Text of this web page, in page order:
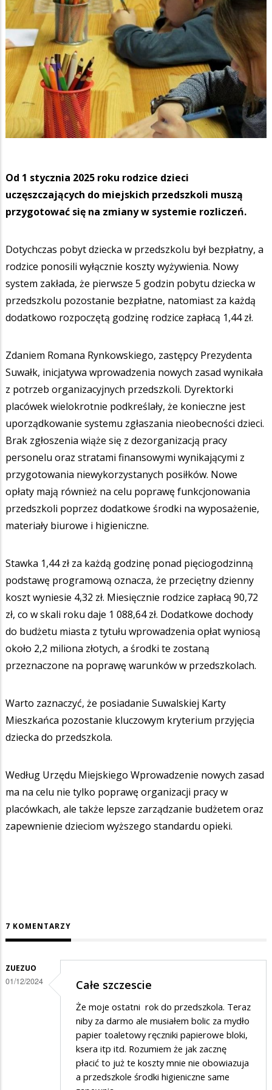
Od 1 stycznia 2025 roku rodzice dzieci
uczęszczających do miejskich przedszkoli muszą
przygotować się na zmiany w systemie rozliczeń.
Dotychczas pobyt dziecka w przedszkolu był bezpłatny, a
rodzice ponosili wyłącznie koszty wyżywienia. Nowy
system zakłada, że pierwsze 5 godzin pobytu dziecka w
przedszkolu pozostanie bezpłatne, natomiast za każdą
dodatkowo rozpoczętą godzinę rodzice zapłacą 1,44 zł.
Zdaniem Romana Rynkowskiego, zastępcy Prezydenta
Suwałk, inicjatywa wprowadzenia nowych zasad wynikała
z potrzeb organizacyjnych przedszkoli. Dyrektorki
placówek wielokrotnie podkreślały, że konieczne jest
uporządkowanie systemu zgłaszania nieobecności dzieci.
Brak zgłoszenia wiąże się z dezorganizacją pracy
personelu oraz stratami finansowymi wynikającymi z
przygotowania niewykorzystanych posiłków. Nowe
opłaty mają również na celu poprawę funkcjonowania
przedszkoli poprzez dodatkowe środki na wyposażenie,
materiały biurowe i higieniczne.
Stawka 1,44 zł za każdą godzinę ponad pięciogodzinną
podstawę programową oznacza, że przeciętny dzienny
koszt wyniesie 4,32 zł. Miesięcznie rodzice zapłacą 90,72
zł, co w skali roku daje 1 088,64 zł. Dodatkowe dochody
do budżetu miasta z tytułu wprowadzenia opłat wyniosą
około 2,2 miliona złotych, a środki te zostaną
przeznaczone na poprawę warunków w przedszkolach.
Warto zaznaczyć, że posiadanie Suwalskiej Karty
Mieszkańca pozostanie kluczowym kryterium przyjęcia
dziecka do przedszkola.
Według Urzędu Miejskiego Wprowadzenie nowych zasad
ma na celu nie tylko poprawę organizacji pracy w
placówkach, ale także lepsze zarządzanie budżetem oraz
zapewnienie dzieciom wyższego standardu opieki.
7 KOMENTARZY
ZUEZUO
01/12/2024 Całe szczescie
Że moje ostatni rok do przedszkola. Teraz
niby za darmo ale musiałem bolic za mydło
papier toaletowy ręczniki papierowe bloki,
ksera itp itd. Rozumiem że jak zacznę
płacić to już te koszty mnie nie obowiazuja
a przedszkole środki higieniczne same